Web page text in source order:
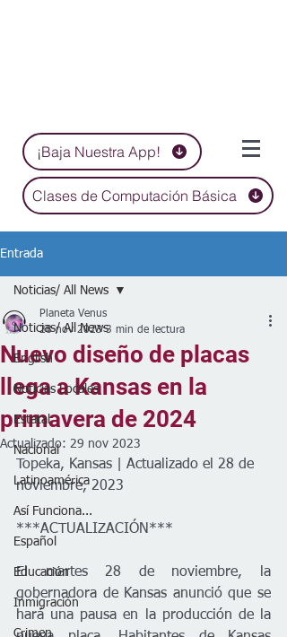
¡Baja Nuestra App!
Clases de Computación Básica
Entrada
Noticias/ All News
English
Noticias Locales
Estatal
Nacional
Latinoamérica
Así Funciona...
Español
Educación
Inmigración
Crimen
Noticias/ All News
Nuevo diseño de placas
llega a Kansas en la
primavera de 2024
Planeta Venus
28 nov 2023 3 min de lectura
Actualizado: 29 nov 2023
Topeka, Kansas | Actualizado el 28 de
noviembre, 2023
***ACTUALIZACIÓN***
El martes 28 de noviembre, la
gobernadora de Kansas anunció que se
hará una pausa en la producción de la